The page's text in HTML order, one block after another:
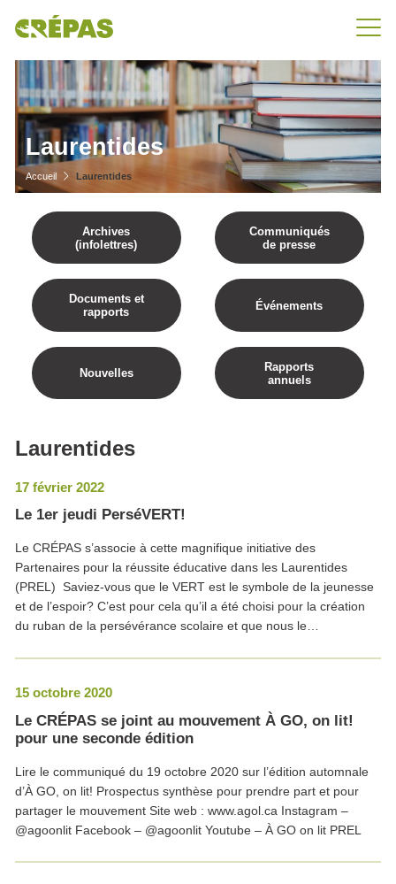
Laurentides
Accueil Laurentides
Archives
(infolettres)
Communiqués
de presse
Documents et
rapports
Événements
Nouvelles
Rapports
annuels
Laurentides
17 février 2022
Le 1er jeudi PerséVERT!
Le CRÉPAS s’associe à cette magnifique initiative des
Partenaires pour la réussite éducative dans les Laurentides
(PREL) Saviez-vous que le VERT est le symbole de la jeunesse
et de l’espoir? C’est pour cela qu’il a été choisi pour la création
du ruban de la persévérance scolaire et que nous le…
15 octobre 2020
Le CRÉPAS se joint au mouvement À GO, on lit!
pour une seconde édition
Lire le communiqué du 19 octobre 2020 sur l’édition automnale
d’À GO, on lit! Prospectus synthèse pour prendre part et pour
partager le mouvement Site web : www.agol.ca Instagram –
@agoonlit Facebook – @agoonlit Youtube – À GO on lit PREL